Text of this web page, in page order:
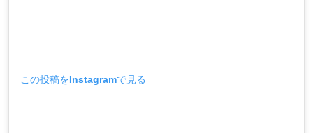
この投稿をInstagramで見る